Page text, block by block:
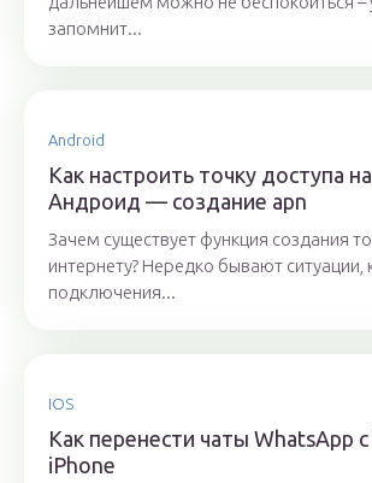
запомнит...
Android
Как настроить точку доступа
Андроид — создание apn
Зачем существует функция создания
интернету? Нередко бывают ситуации,
подключения...
IOS
Как перенести чаты WhatsApp
iPhone